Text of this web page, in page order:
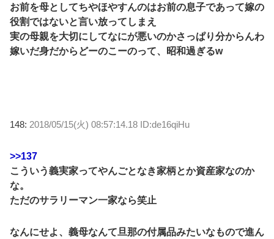
お前を母としてちやほやすんのはお前の息子であって嫁の
役割ではないと言い放ってしまえ
実の母親を大切にしてなにが悪いのかさっぱり分からんわ
嫁いだ身だからどーのこーのって、昭和過ぎるw
148: 2018/05/15(火) 08:57:14.18 ID:de16qiHu
>>137
こういう義実家ってやんごとなき家柄とか資産家なのか
な。
ただのサラリーマン一家なら笑止
なんにせよ、義母なんて旦那の付属品みたいなもので進ん